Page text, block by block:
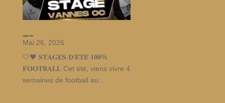
Stages d’été
Mai 26, 2026
🤍🖤 𝐒𝐓𝐀𝐆𝐄𝐒 𝐃’𝐄́𝐓𝐄́ 𝟏𝟎𝟎%
𝐅𝐎𝐎𝐓𝐁𝐀𝐋𝐋 Cet été, viens vivre 4
semaines de football au...